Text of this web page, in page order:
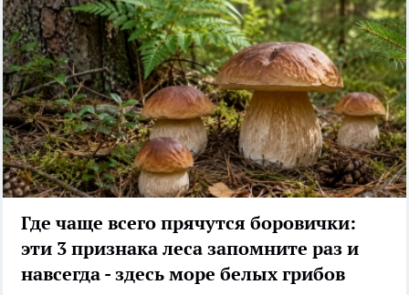
Где чаще всего прячутся боровички:
эти 3 признака леса запомните раз и
навсегда - здесь море белых грибов